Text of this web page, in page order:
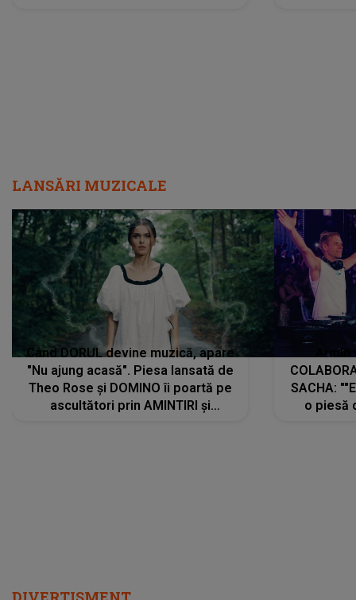
LANSĂRI MUZICALE
Când DORUL devine muzică, apare
"Nu ajung acasă". Piesa lansată de
Theo Rose și DOMINO îi poartă pe
ascultători prin AMINTIRI și
SACHA:
o piesă